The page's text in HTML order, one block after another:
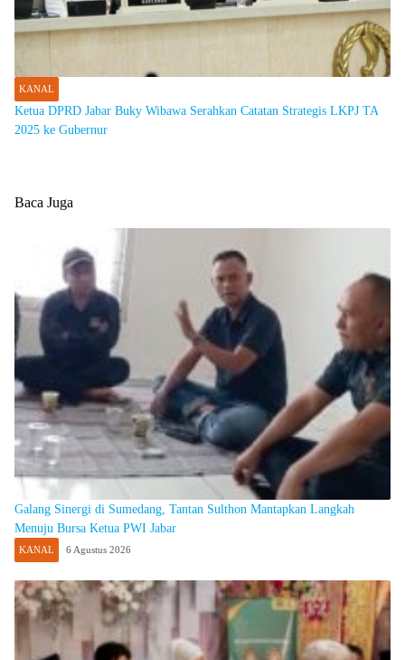
KANAL
Ketua DPRD Jabar Buky Wibawa Serahkan Catatan Strategis LKPJ TA
2025 ke Gubernur
Baca Juga
Galang Sinergi di Sumedang, Tantan Sulthon Mantapkan Langkah
Menuju Bursa Ketua PWI Jabar
KANAL 6 Agustus 2026